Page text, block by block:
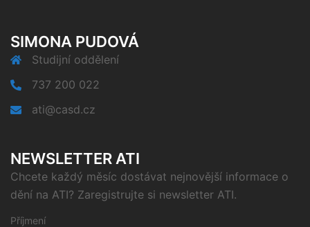
SIMONA PUDOVÁ
Studijní oddělení
737 200 022
ati@casd.cz
NEWSLETTER ATI
Chcete každý měsíc dostávat nejnovější informace o
dění na ATI? Zaregistrujte si newsletter ATI.
Příjmení